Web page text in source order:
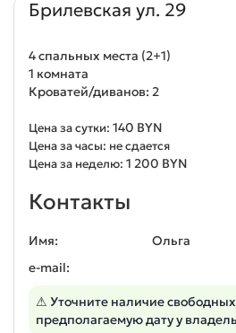
Брилевская ул. 29
4 спальных места (2+1)
1 комната
Кроватей/диванов: 2
Цена за сутки: 140 BYN
Цена за часы: не сдается
Цена за неделю: 1 200 BYN
Контакты
Имя:
Ольга
e-mail:
⚠ Уточните наличие
предполагаемую дату у